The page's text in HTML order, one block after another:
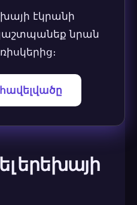
էկրանի
նրան
երեխայի